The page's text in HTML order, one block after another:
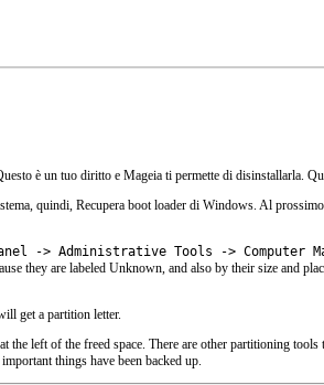
è un tuo diritto e Mageia ti permette di disinstallarla.
quindi, Recupera boot loader di Windows. Al
-> Administrative Tools -> Computer
they are labeled Unknown , and also by their size and
get a partition letter.
left of the freed space. There are other partitioning tools
things have been backed up.